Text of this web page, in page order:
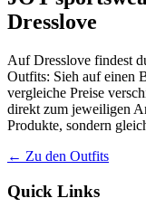
Dresslove
Auf Dresslove findest
Outfits: Sieh auf einen
vergleiche Preise
direkt zum jeweiligen
Produkte, sondern
← Zu den Outfits
Quick Links